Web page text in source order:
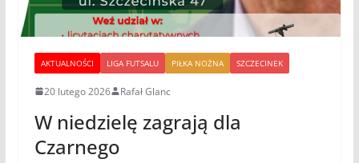
AKTUALNOŚCI LIGA FUTSALU PIŁKA NOŻNA SZCZECINEK
20 lutego 2026 Rafał Glanc
W niedzielę zagrają dla
Czarnego